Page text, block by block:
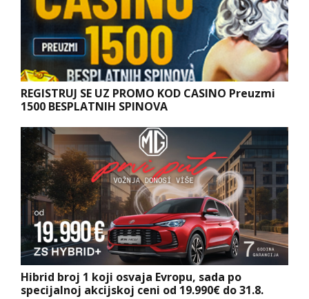
REGISTRUJ SE UZ PROMO KOD CASINO Preuzmi
1500 BESPLATNIH SPINOVA
Hibrid broj 1 koji osvaja Evropu, sada po
specijalnoj akcijskoj ceni od 19.990€ do 31.8.